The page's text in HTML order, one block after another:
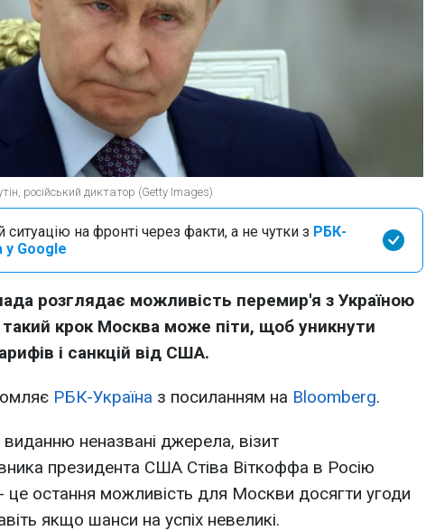
російський диктатор (Getty Images)
ситуацію на фронті через факти, а не чутки з РБК-
у Google
розглядає можливість перемир'я з Україною
такий крок Москва може піти, щоб уникнути
і санкцій від США.
РБК-Україна з посиланням на Bloomberg.
неназвані джерела, візит
президента США Стіва Віткоффа в Росію
це остання можливість для Москви досягти угоди
якщо шанси на успіх невеликі.